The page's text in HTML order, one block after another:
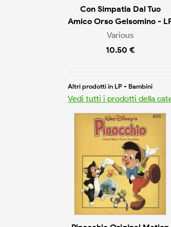
Con Simpatia Dal Tuo
Amico Orso Gelsomino -
Various
10.50 €
Altri prodotti in LP - Bambini
Vedi tutti i prodotti della